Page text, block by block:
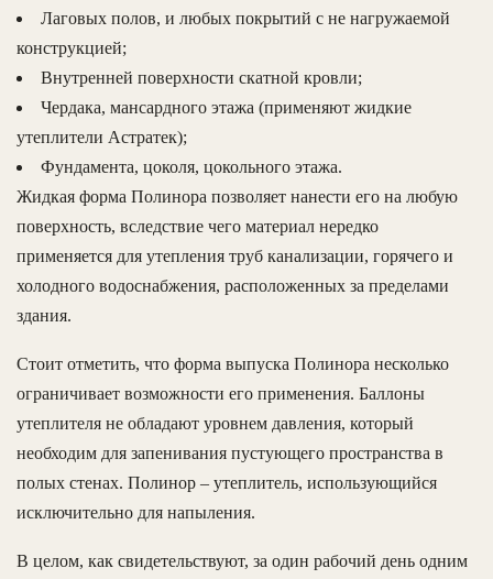
Лаговых полов, и любых покрытий с не нагружаемой
конструкцией;
Внутренней поверхности скатной кровли;
Чердака, мансардного этажа (применяют жидкие
утеплители Астратек);
Фундамента, цоколя, цокольного этажа.
Жидкая форма Полинора позволяет нанести его на любую
поверхность, вследствие чего материал нередко
применяется для утепления труб канализации, горячего и
холодного водоснабжения, расположенных за пределами
здания.
Стоит отметить, что форма выпуска Полинора несколько
ограничивает возможности его применения. Баллоны
утеплителя не обладают уровнем давления, который
необходим для запенивания пустующего пространства в
полых стенах. Полинор – утеплитель, использующийся
исключительно для напыления.
В целом, как свидетельствуют, за один рабочий день одним